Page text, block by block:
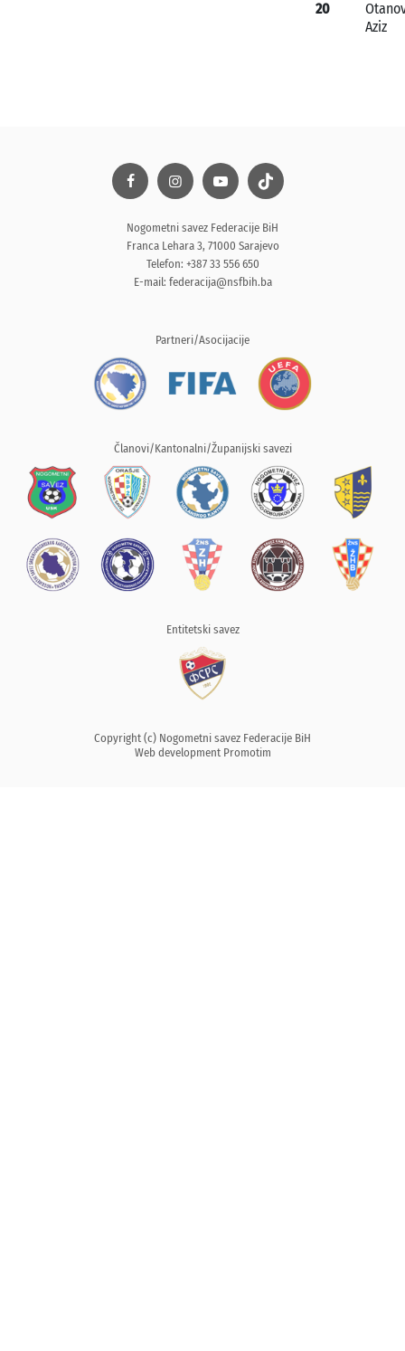
20
Aziz
Nogometni savez Federacije BiH
Franca Lehara 3, 71000 Sarajevo
Telefon: +387 33 556 650
E-mail: federacija@nsfbih.ba
Partneri/Asocijacije
Članovi/Kantonalni/Županijski savezi
Entitetski savez
Copyright (c) Nogometni savez Federacije BiH
Web development Promotim